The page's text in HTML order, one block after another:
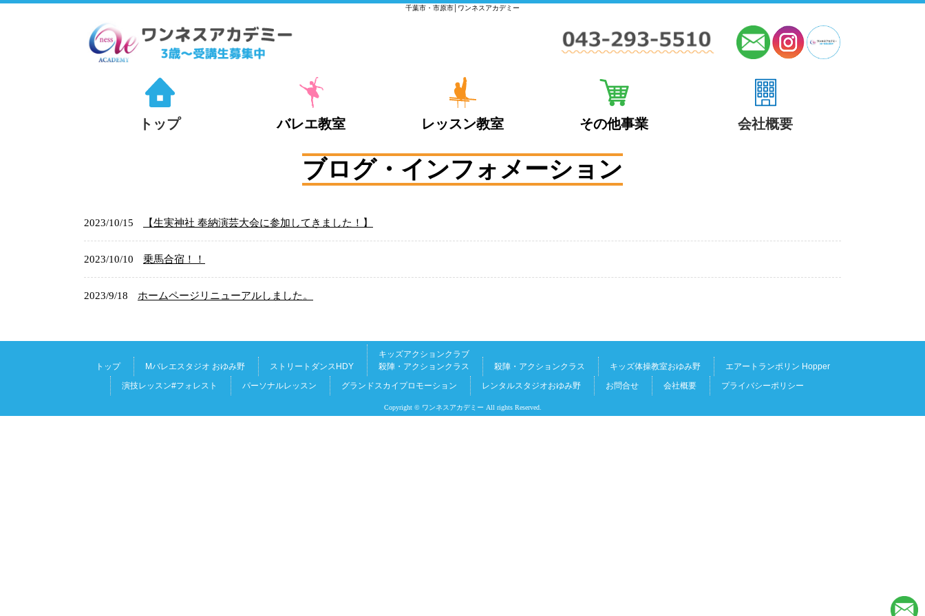
千葉市・市原市│ワンネスアカデミー
トップ バレエ教室 レッスン教室 その他事業 会社概要
ブログ・インフォメーション
2023/10/15 【生実神社 奉納演芸大会に参加してきました！】
2023/10/10 乗馬合宿！！
2023/9/18 ホームページリニューアルしました。
トップ Mバレエスタジオ おゆみ野 ストリートダンスHDY
キッズアクションクラブ
殺陣・アクションクラス
殺陣・アクションクラス キッズ体操教室おゆみ野
エアートランポリン Hopper
演技レッスン#フォレスト
パーソナルレッスン グランドスカイプロモーション レンタルスタジオおゆみ野 お問合せ 会社概要 プライバシーポリシー
Copyright © ワンネスアカデミー All rights Reserved.